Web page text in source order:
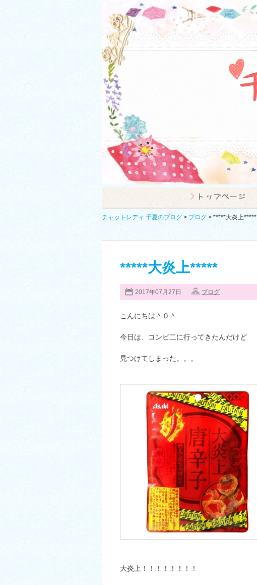
チャットレディ 千夏のブログ > ブログ > *****大炎上*****
*****大炎上*****
2017年07月27日 ブログ
こんにちは＾０＾
今日は、コンビ二に行ってきたんだけど
見つけてしまった。。。
大炎上！！！！！！！！